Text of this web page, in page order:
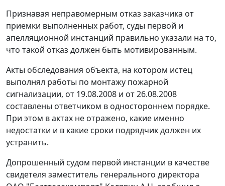
Признавая неправомерным отказ заказчика от
приемки выполненных работ, суды первой и
апелляционной инстанций правильно указали на то,
что такой отказ должен быть мотивированным.
Акты обследования объекта, на котором истец
выполнял работы по монтажу пожарной
сигнализации, от 19.08.2008 и от 26.08.2008
составлены ответчиком в одностороннем порядке.
При этом в актах не отражено, какие именно
недостатки и в какие сроки подрядчик должен их
устранить.
Допрошенный судом первой инстанции в качестве
свидетеля заместитель генерального директора